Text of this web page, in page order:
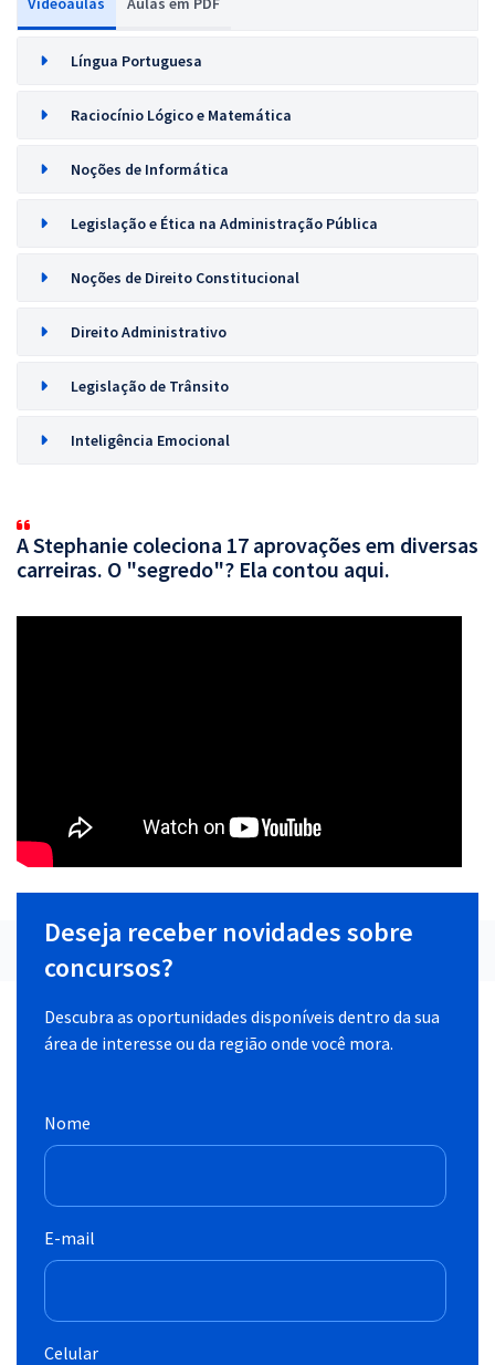
Língua Portuguesa
Raciocínio Lógico e Matemática
Noções de Informática
Legislação e Ética na Administração Pública
Noções de Direito Constitucional
Direito Administrativo
Legislação de Trânsito
Inteligência Emocional
A Stephanie coleciona 17 aprovações em diversas
carreiras. O "segredo"? Ela contou aqui.
Deseja receber novidades sobre
concursos?
Descubra as oportunidades disponíveis dentro da sua
área de interesse ou da região onde você mora.
Nome
E-mail
Celular